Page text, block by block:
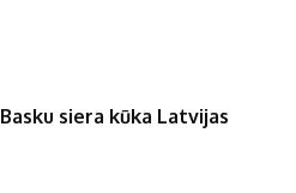
Basku siera kūka Latvijas